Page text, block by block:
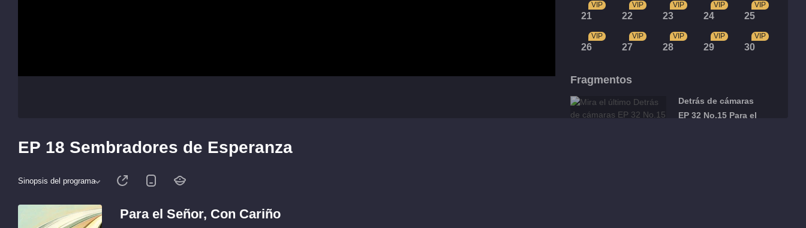
21
VIP
22
VIP
23
VIP
24
VIP
25
VIP
26
VIP
27
VIP
28
VIP
29
VIP
30
VIP
Fragmentos
Detrás de cámaras
EP 32 No.15 Para el
EP 18 Sembradores de Esperanza
Sinopsis del programa
Para el Señor, Con Cariño